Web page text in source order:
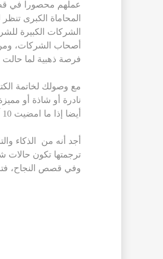
المحاماة الكبرى
الشركات الكبيرة
أصحاب الشركات، ومن
فرصة ذهبية لما حالت
مع وصولك لخاتمة
نادرة أو شاذة أو
أيضا إذا ما امضيت 10 آلاف ساعة تدريب، وسنحت لك الفرصة لتبرز نفسك.
ترجمتها تكون حالات
وفي قصص النجاح،